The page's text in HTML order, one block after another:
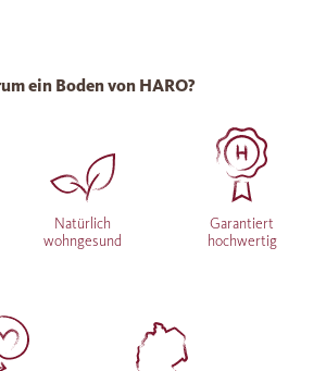
ein Boden von HARO?
Natürlich
wohngesund
Garantiert
hochwertig